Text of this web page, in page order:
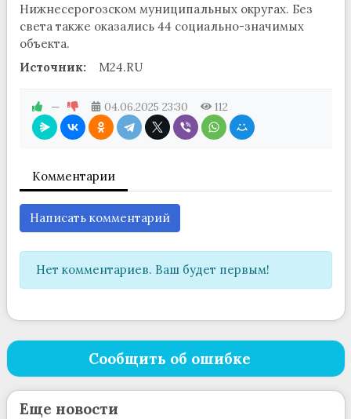
Нижнесерогозском муниципальных округах. Без
света также оказались 44 социально-значимых
объекта.
Источник:
M24.RU
— 04.06.2025 23:30 112
Комментарии
Написать комментарий
Нет комментариев. Ваш будет первым!
Сообщить об ошибке
Еще новости